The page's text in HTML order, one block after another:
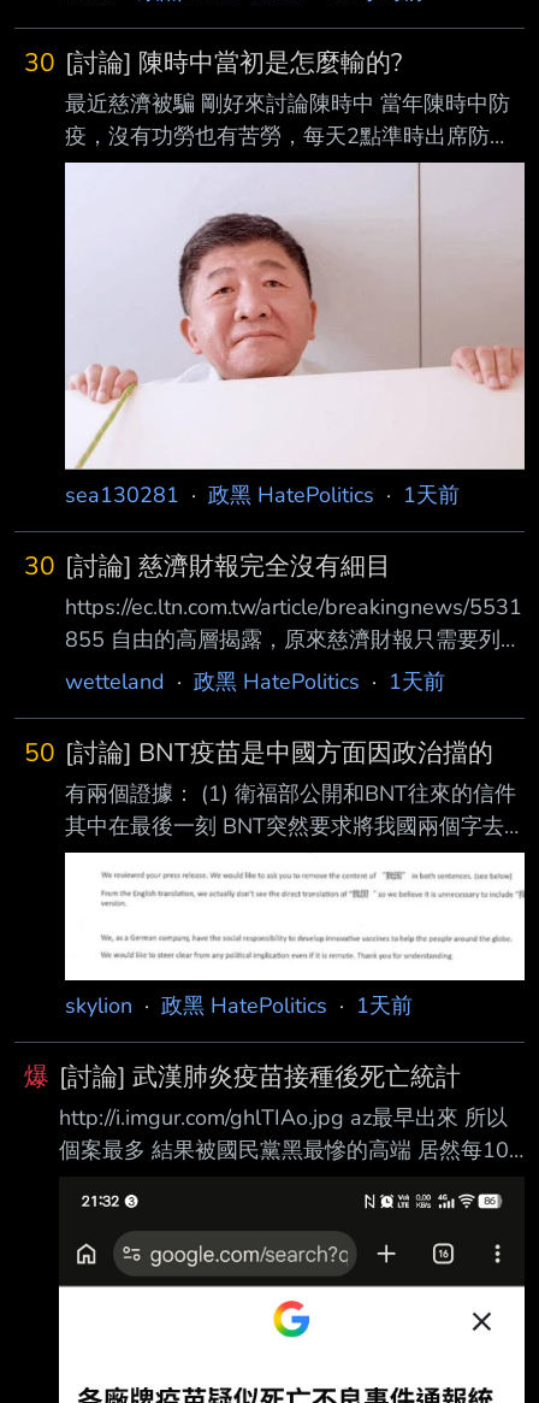
30 [討論] 陳時中當初是怎麼輸的?
最近慈濟被騙 剛好來討論陳時中 當年陳時中防
疫，沒有功勞也有苦勞，每天2點準時出席防疫
記者會 當年不少人守著2點看他報數字 比當年八
臣的他 怎麼會輸將近十個百分點? --
sea130281 · 政黑 HatePolitics · 1天前
30 [討論] 慈濟財報完全沒有細目
https://ec.ltn.com.tw/article/breakingnews/5531
855 自由的高層揭露，原來慈濟財報只需要列總
目就可，明細都省略。 慈濟2021年為疫苗對外
支出63.86億元，這包括買疫苗的支出。 但因為
都沒有細目， 所以不知道買疫苗是花了35.16億
+28億， 還是63.86億裡面的多少錢。 35.16億
+28億=63.16億， 依當時匯率約2.2638億美
元。 這也與慈濟最近聲稱花2.05億美元，過去
宣稱1.75億美元，都
wetteland · 政黑 HatePolitics · 1天前
50 [討論] BNT疫苗是中國方面因政治擋的
有兩個證據： (1) 衛福部公開和BNT往來的信件
其中在最後一刻 BNT突然要求將我國兩個字去
掉 https://i.mopix.cc/znsIxB.jpg 衛福部將我國改
成台灣後 就沒下文了 其中信件中的我國兩個中
BNT公司再複製下來 (2) 在郭台銘公開的 和BNT
大股東的信件 裡面有提到 BNT和台灣間的交易
沒能完成 只有一個原因 就是我們用的名稱 上海
態 但政府公佈協議 我方用的名稱 是用Republic
o
skylion · 政黑 HatePolitics · 1天前
爆 [討論] 武漢肺炎疫苗接種後死亡統計
http://i.imgur.com/ghlTIAo.jpg az最早出來 所以
個案最多 結果被國民黨黑最慘的高端 居然每10
但是1.2人 真的表現很好阿 回過頭來看 真的就是
國民黨拼命抹黑台灣的生技產業 阿不就好加在高
端夠爭氣 除了內用還可以外銷 還被蔣萬安抹黑
是掩蓋了採購程序 結果是蔣萬安決議的 再度覺
得..... 國民黨你們好好躺平好嗎 --